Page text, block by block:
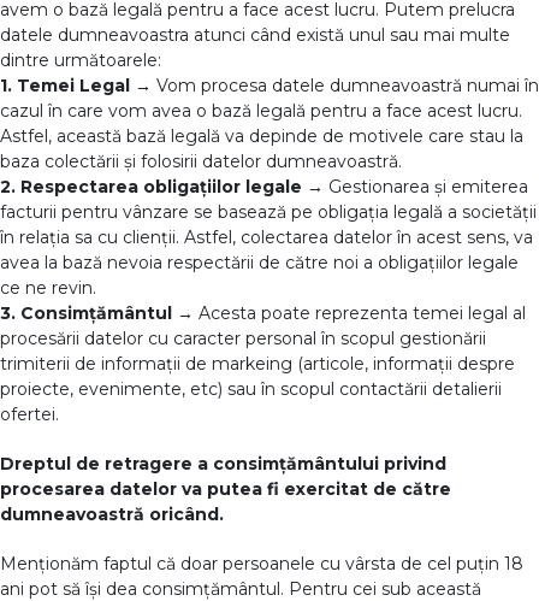
avem o bază legală pentru a face acest lucru. Putem prelucra
datele dumneavoastra atunci când există unul sau mai multe
dintre următoarele:
1. Temei Legal → Vom procesa datele dumneavoastră numai în
cazul în care vom avea o bază legală pentru a face acest lucru.
Astfel, această bază legală va depinde de motivele care stau la
baza colectării și folosirii datelor dumneavoastră.
2. Respectarea obligațiilor legale → Gestionarea și emiterea
facturii pentru vânzare se basează pe obligația legală a societății
în relația sa cu clienții. Astfel, colectarea datelor în acest sens, va
avea la bază nevoia respectării de către noi a obligațiilor legale
ce ne revin.
3. Consimțământul → Acesta poate reprezenta temei legal al
procesării datelor cu caracter personal în scopul gestionării
trimiterii de informații de markeing (articole, informații despre
proiecte, evenimente, etc) sau în scopul contactării detalierii
ofertei.
Dreptul de retragere a consimțământului privind
procesarea datelor va putea fi exercitat de către
dumneavoastră oricând.
Menționăm faptul că doar persoanele cu vârsta de cel puțin 18
ani pot să își dea consimțământul. Pentru cei sub această